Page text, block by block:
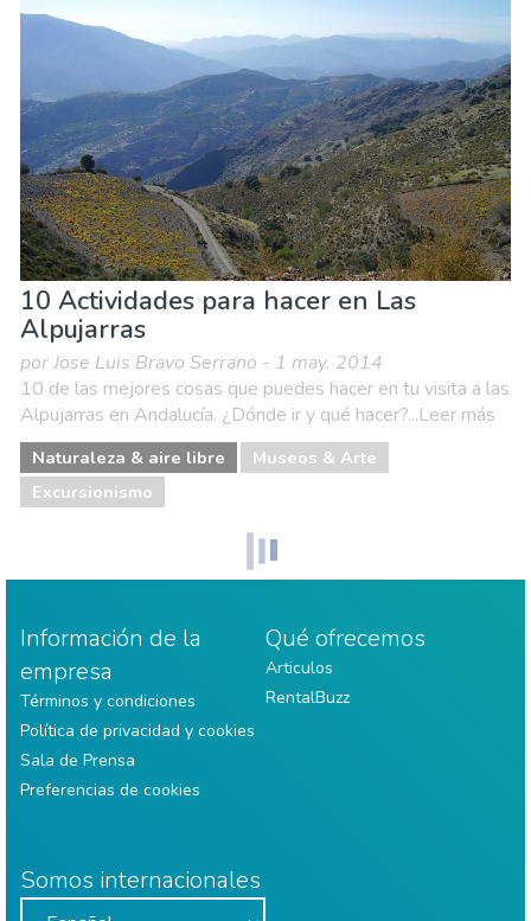
10 Actividades para hacer en Las
Alpujarras
por Jose Luis Bravo Serrano - 1 may. 2014
10 de las mejores cosas que puedes hacer en tu visita a las
Alpujarras en Andalucía. ¿Dónde ir y qué hacer?...Leer más
Naturaleza & aire libre
Museos & Arte
Excursionismo
Información de la
empresa
Términos y condiciones
Política de privacidad y cookies
Sala de Prensa
Preferencias de cookies
Qué ofrecemos
Articulos
RentalBuzz
Somos internacionales